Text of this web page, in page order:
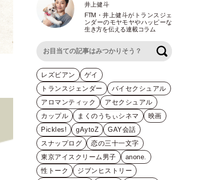
井上健斗
FTM ・井上健斗がトランスジェ
ンダーのモヤモヤやハッピーな
生き方を伝える連載コラム
レズビアン
ゲイ
トランスジェンダー
バイセクシュアル
アロマンティック
アセクシュアル
カップル
まくのうちぃシネマ
映画
Pickles!
gAytoZ
GAY会話
スナップログ
恋の三十一文字
東京アイスクリーム男子
anone.
性トーク
ジブンヒストリー